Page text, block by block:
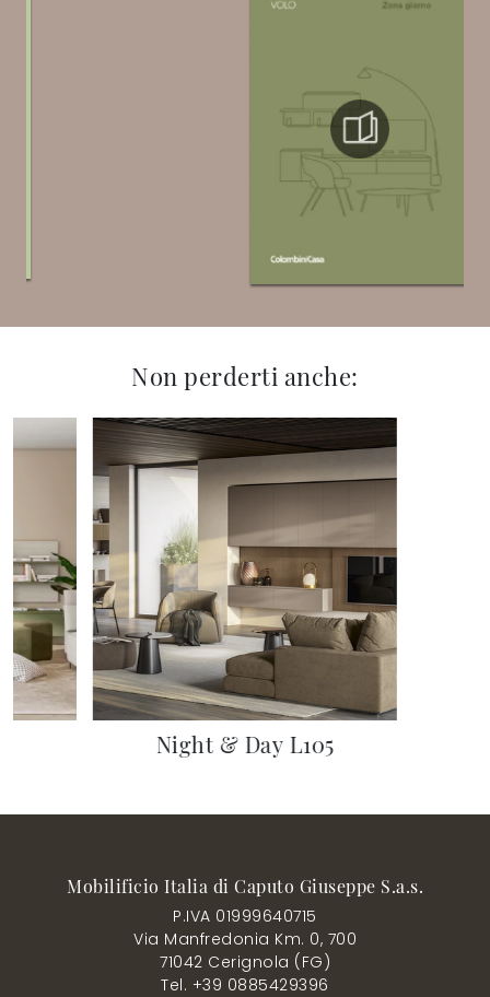
Non perderti anche:
Night & Day L105
Mobilificio Italia di Caputo Giuseppe S.a.s.
P.IVA 01999640715
Via Manfredonia Km. 0, 700
71042 Cerignola (FG)
Tel. +39 0885429396